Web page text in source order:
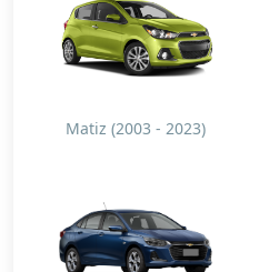
Matiz (2003 - 2023)